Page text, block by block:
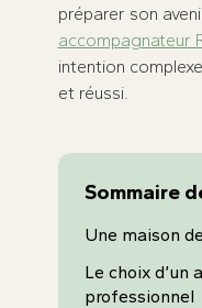
préparer son
accompagnateur
intention
et réussi.
Sommaire
Une maison
Le choix d’un
professionnel